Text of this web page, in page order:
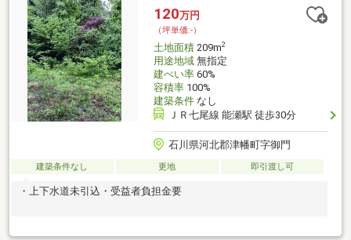
120万円
（坪単価:-）
土地面積209m2
用途地域無指定
建ぺい率60%
容積率100%
建築条件なし
ＪＲ七尾線 能瀬駅 徒歩30分
石川県河北郡津幡町字御門
建築条件なし 更地 即引渡し可
・上下水道未引込・受益者負担金要